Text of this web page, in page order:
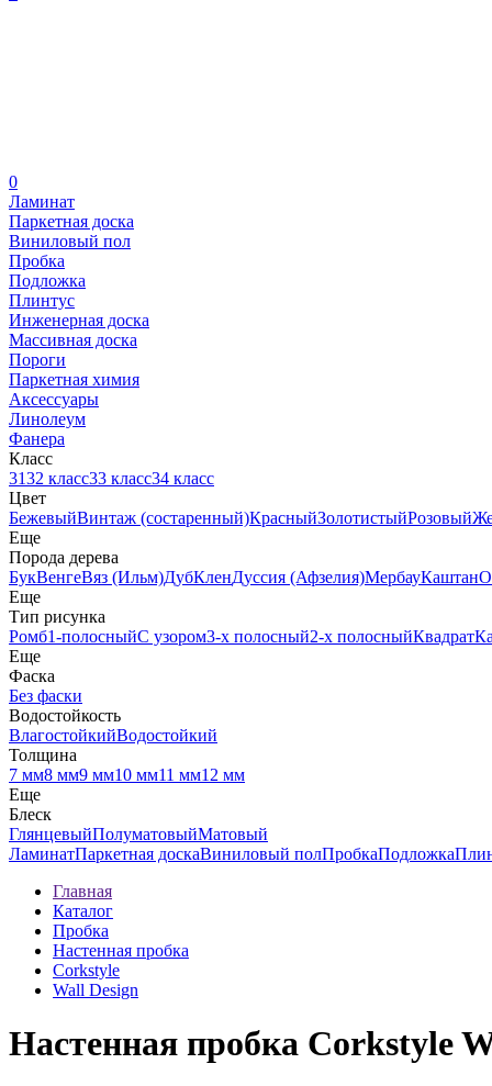
0
Ламинат
Паркетная доска
Виниловый пол
Пробка
Подложка
Плинтус
Инженерная доска
Массивная доска
Пороги
Паркетная химия
Аксессуары
Линолеум
Фанера
Класс
3132 класс33 класс34 класс
Цвет
БежевыйВинтаж (состаренный)КрасныйЗолотистыйРозовый
Еще
Порода дерева
БукВенгеВяз (Ильм)ДубКленДуссия (Афзелия)МербауКаштан
Еще
Тип рисунка
Ромб1-полосныйС узором3-х полосный2-х полосныйКвадрат
Еще
Фаска
Без фаски
Водостойкость
ВлагостойкийВодостойкий
Толщина
7 мм8 мм9 мм10 мм11 мм12 мм
Еще
Блеск
ГлянцевыйПолуматовыйМатовый
ЛаминатПаркетная доскаВиниловый полПробкаПодложка
Главная
Каталог
Пробка
Настенная пробка
Corkstyle
Wall Design
Настенная пробка Corkstyle